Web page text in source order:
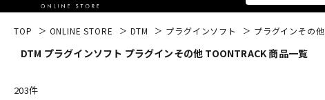
エレキギター アコギ/エレ
TOP ONLINE STORE DTM プラグインソフト プラグインその他
DTM プラグインソフト プラグインその他 TOONTRACK 商品一覧
203件